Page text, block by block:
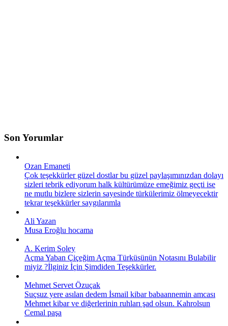
Son Yorumlar
Ozan Emaneti
Çok teşekkürler güzel dostlar bu güzel paylaşımınızdan dolayı
sizleri tebrik ediyorum halk kültürümüze emeğimiz geçti ise
ne mutlu bizlere sizlerin sayesinde türkülerimiz ölmeyecektir
tekrar teşekkürler saygılarımla
Ali Yazan
Musa Eroğlu hocama
A. Kerim Soley
Açma Yaban Çiçeğim Açma Türküsünün Notasını Bulabilir
miyiz ?İlginiz İçin Şimdiden Teşekkürler.
Mehmet Servet Özuçak
Suçsuz yere asılan dedem İsmail kibar babaannemin amcası
Mehmet kibar ve diğerlerinin ruhları şad olsun. Kahrolsun
Cemal paşa